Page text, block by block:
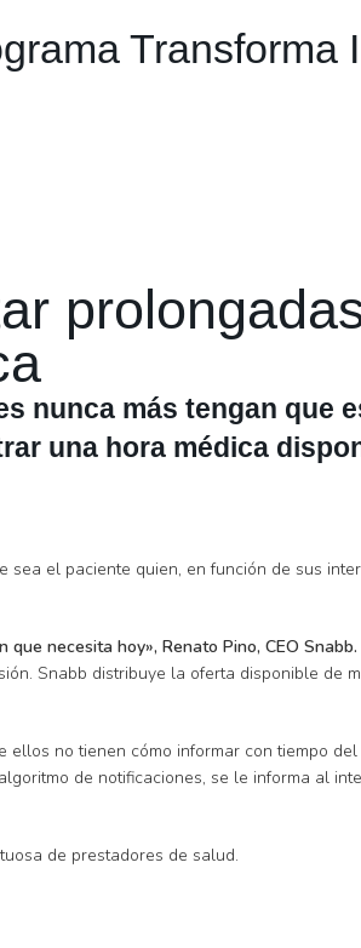
Transforma
nunca más tengan que
una hora médica
el paciente quien, en función de sus
necesita hoy», Renato Pino, CEO Snabb.
Snabb distribuye la oferta disponible de
no tienen cómo informar con tiempo
de notificaciones, se le informa al
de prestadores de salud.